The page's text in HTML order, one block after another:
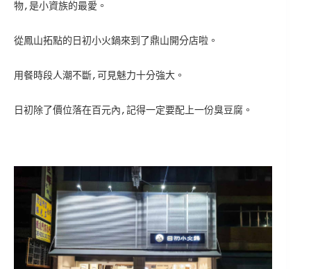
物,是小資族的最愛。
從鳳山拓點的日初小火鍋來到了鼎山開分店啦。
用餐時段人潮不斷,可見魅力十分強大。
日初除了價位落在百元內,記得一定要配上一份臭豆腐。